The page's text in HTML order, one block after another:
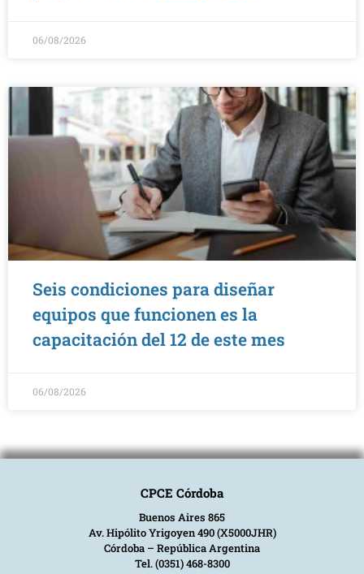
06/08/2026
Seis condiciones para diseñar
equipos que funcionen es la
capacitación del 12 de este mes
06/08/2026
CPCE Córdoba
Buenos Aires 865
Av. Hipólito Yrigoyen 490 (X5000JHR)
Córdoba – República Argentina
Tel. (0351) 468-8300